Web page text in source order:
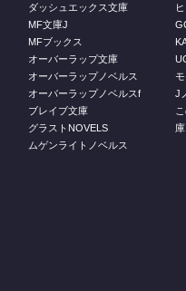
ダッシュエックス文庫
MF文庫J
MFブックス
オーバーラップ文庫
オーバーラップノベルス
オーバーラップノベルスf
ブレイブ文庫
グラストNOVELS
ムゲンライトノベルス
J
庫